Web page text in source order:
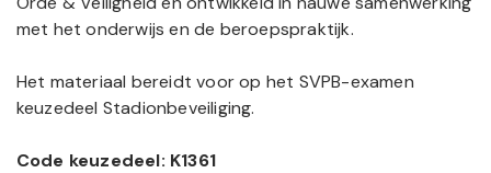
met het onderwijs en de beroepspraktijk.
Het materiaal bereidt voor op het SVPB-examen
keuzedeel Stadionbeveiliging.
Code keuzedeel: K1361